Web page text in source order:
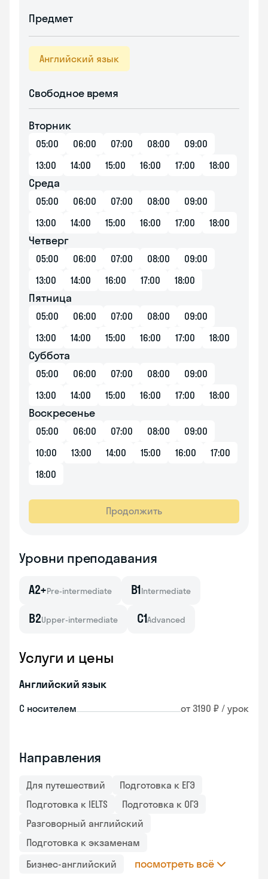
Предмет
Английский язык
Свободное время
Вторник
05:00 06:00 07:00 08:00
09:00
13:00
14:00 15:00 16:00 17:00 18:00
Среда
05:00 06:00 07:00 08:00
09:00
13:00
14:00 15:00 16:00 17:00 18:00
Четверг
05:00 06:00 07:00 08:00
09:00
13:00
14:00 16:00 17:00 18:00
Пятница
05:00 06:00 07:00 08:00
09:00
13:00
14:00 15:00 16:00 17:00 18:00
Суббота
05:00 06:00 07:00 08:00
09:00
13:00
14:00 15:00 16:00 17:00 18:00
Воскресенье
05:00 06:00 07:00 08:00
09:00
10:00
13:00 14:00 15:00 16:00
17:00
18:00
Продолжить
Уровни преподавания
A2+Pre-intermediate B1Intermediate
B2Upper-intermediate C1Advanced
Услуги и цены
Английский язык
С носителем от 3190 ₽ / урок
Направления
Для путешествий
Подготовка к ЕГЭ
Подготовка к IELTS
Подготовка к ОГЭ
Разговорный английский
Подготовка к экзаменам
Бизнес-английский
посмотреть всё